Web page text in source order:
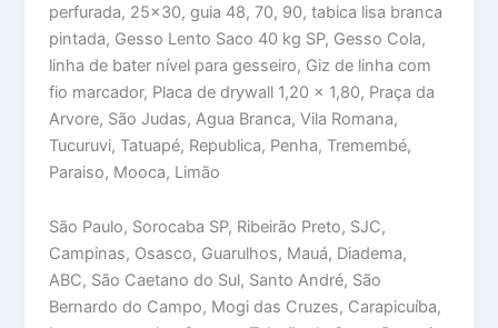
perfurada, 25×30, guia 48, 70, 90, tabica lisa branca
pintada, Gesso Lento Saco 40 kg SP, Gesso Cola,
linha de bater nível para gesseiro, Giz de linha com
fio marcador, Placa de drywall 1,20 x 1,80, Praça da
Arvore, São Judas, Agua Branca, Vila Romana,
Tucuruvi, Tatuapé, Republica, Penha, Tremembé,
Paraiso, Mooca, Limão
São Paulo, Sorocaba SP, Ribeirão Preto, SJC,
Campinas, Osasco, Guarulhos, Mauá, Diadema,
ABC, São Caetano do Sul, Santo André, São
Bernardo do Campo, Mogi das Cruzes, Carapicuíba,